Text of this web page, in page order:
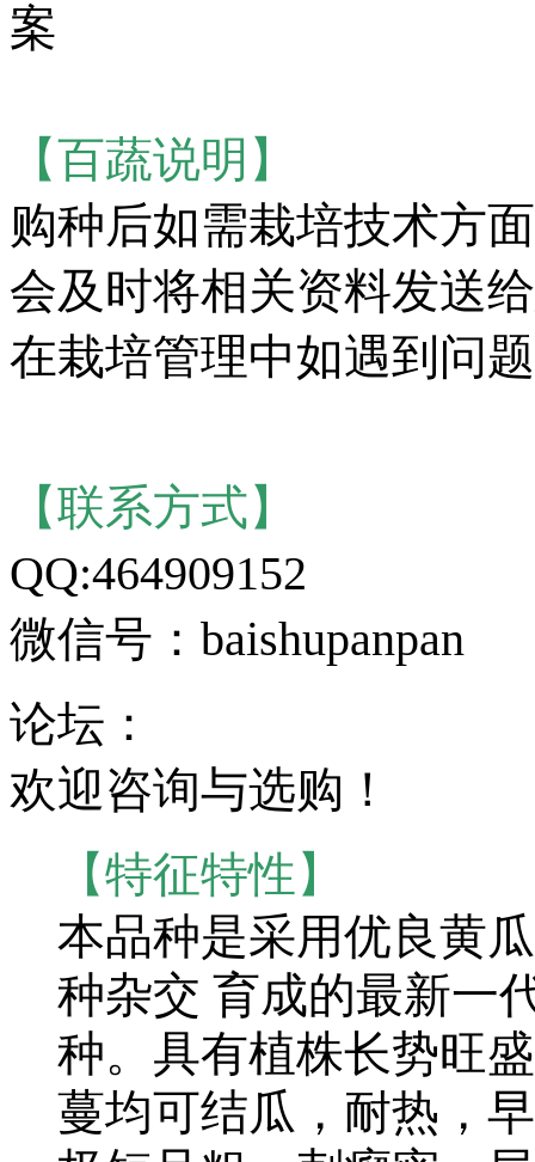
案
【百蔬说明】
购种后如需栽培技术方
会及时将相关资料发送
在栽培管理中如遇到问
【联系方式】
QQ:464909152
微信号：baishupanpan
论坛：
欢迎咨询与选购！
【特征特性】
本品种是采用优良黄
种杂交 育成的最新一
种。具有植株长势旺
蔓均可结瓜，耐热，